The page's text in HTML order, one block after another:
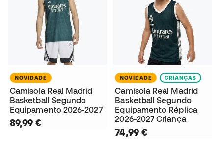
NOVIDADE
Camisola Real Madrid
Basketball Segundo
Equipamento 2026-2027
89,99 €
NOVIDADE CRIANÇAS
Camisola Real Madrid
Basketball Segundo
Equipamento Réplica
2026-2027 Criança
74,99 €